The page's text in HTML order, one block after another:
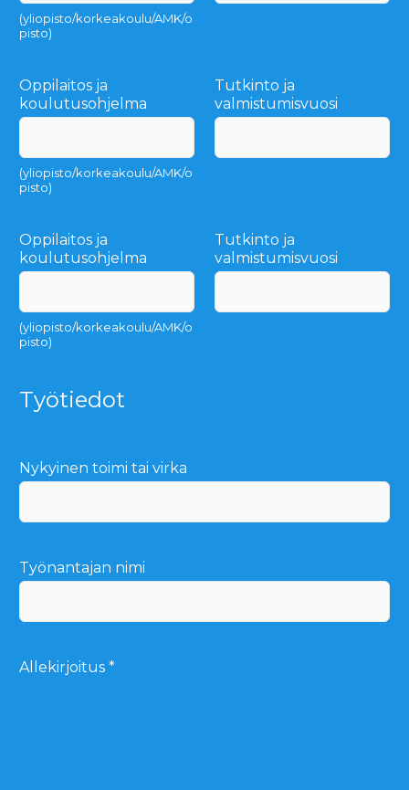
(yliopisto/korkeakoulu/AMK/o
pisto)
Oppilaitos ja
koulutusohjelma
(yliopisto/korkeakoulu/AMK/o
pisto)
Tutkinto ja
valmistumisvuosi
Oppilaitos ja
koulutusohjelma
(yliopisto/korkeakoulu/AMK/o
pisto)
Tutkinto ja
valmistumisvuosi
Työtiedot
Nykyinen toimi tai virka
Työnantajan nimi
Allekirjoitus *